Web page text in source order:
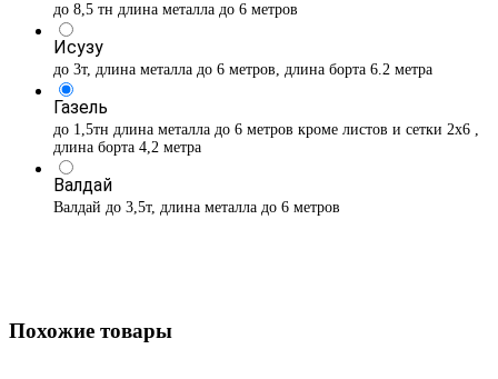
до 8,5 тн длина металла до 6 метров
Исузу
до 3т, длина металла до 6 метров, длина борта 6.2 метра
Газель
до 1,5тн длина металла до 6 метров кроме листов и сетки 2х6 ,
длина борта 4,2 метра
Валдай
Валдай до 3,5т, длина металла до 6 метров
Похожие товары